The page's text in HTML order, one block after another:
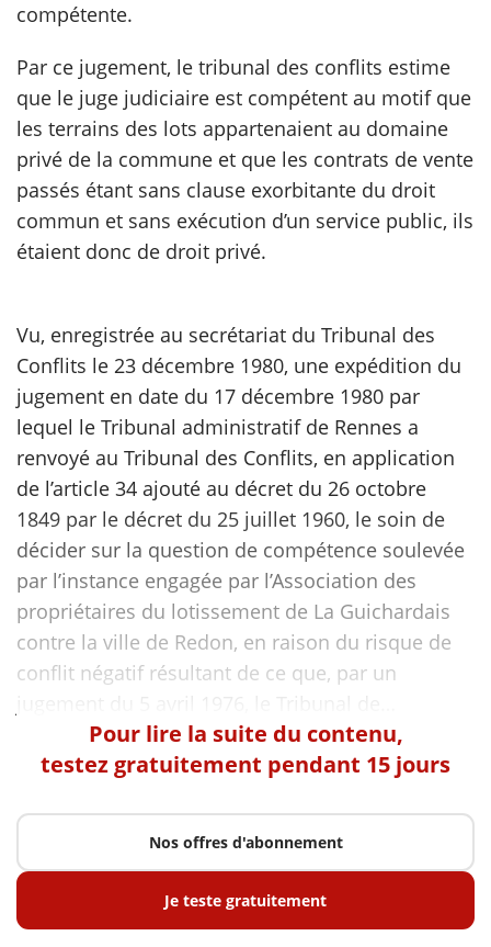
compétente.
Par ce jugement, le tribunal des conflits estime
que le juge judiciaire est compétent au motif que
les terrains des lots appartenaient au domaine
privé de la commune et que les contrats de vente
passés étant sans clause exorbitante du droit
commun et sans exécution d’un service public, ils
étaient donc de droit privé.
Vu, enregistrée au secrétariat du Tribunal des
Conflits le 23 décembre 1980, une expédition du
jugement en date du 17 décembre 1980 par
lequel le Tribunal administratif de Rennes a
renvoyé au Tribunal des Conflits, en application
de l’article 34 ajouté au décret du 26 octobre
1849 par le décret du 25 juillet 1960, le soin de
décider sur la question de compétence soulevée
par l’instance engagée par l’Association des
propriétaires du lotissement de La Guichardais
contre la ville de Redon, en raison du risque de
conflit négatif résultant de ce que, par un
Pour lire la suite du contenu,
testez gratuitement pendant 15 jours
Nos offres d'abonnement
Je teste gratuitement